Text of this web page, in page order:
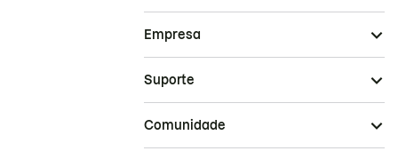
Empresa
Suporte
Comunidade